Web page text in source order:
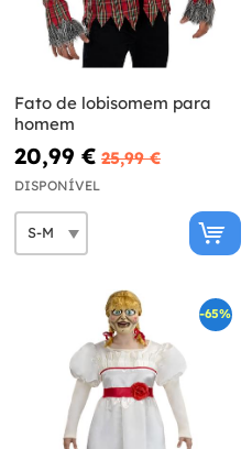
Fato de lobisomem para
homem
20,99 € 25,99 €
DISPONÍVEL
-65%